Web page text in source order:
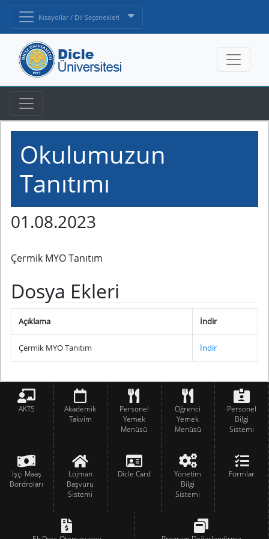
Kısayollar / Dil Seçenekleri
Okulumuzun
Tanıtımı
01.08.2023
Çermik MYO Tanıtım
Dosya Ekleri
Açıklama İndir
Çermik MYO Tanıtım İndir
AKTS
Akademik
Takvim
Personel
Yemek
Menüsü
Öğrenci
Yemek
Menüsü
Personel
Bilgi
Sistemi
İşçi Maaş
Bordroları
Lojman
Başvuru
Sistemi
Dicle Card
Yönetim
Bilgi
Sistemi
Formlar